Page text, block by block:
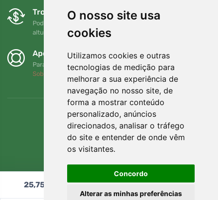
O nosso site usa
cookies
Utilizamos cookies e outras
tecnologias de medição para
melhorar a sua experiência de
navegação no nosso site, de
forma a mostrar conteúdo
personalizado, anúncios
direcionados, analisar o tráfego
do site e entender de onde vêm
os visitantes.
Concordo
Alterar as minhas preferências
Trocas e devoluções gratuitas
Pode devolver ou trocar a sua encomenda em qualquer
altura no prazo de 90 dias
Apoiamos a Trees.org
Para cada encomenda plantamos uma árvore! Leia mais
Sobre nós
25,75 Adicionar ao carrinho